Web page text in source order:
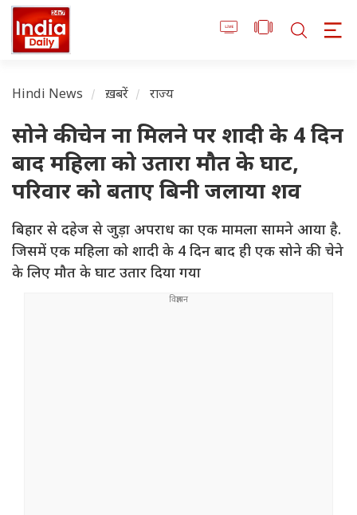
Hindi News ख़बरें राज्य
सोने की चेन ना मिलने पर शादी के 4 दिन
बाद महिला को उतारा मौत के घाट,
परिवार को बताए बिनी जलाया शव
बिहार से दहेज से जुड़ा अपराध का एक मामला सामने आया है.
जिसमें एक महिला को शादी के 4 दिन बाद ही एक सोने की चेने
के लिए मौत के घाट उतार दिया गया